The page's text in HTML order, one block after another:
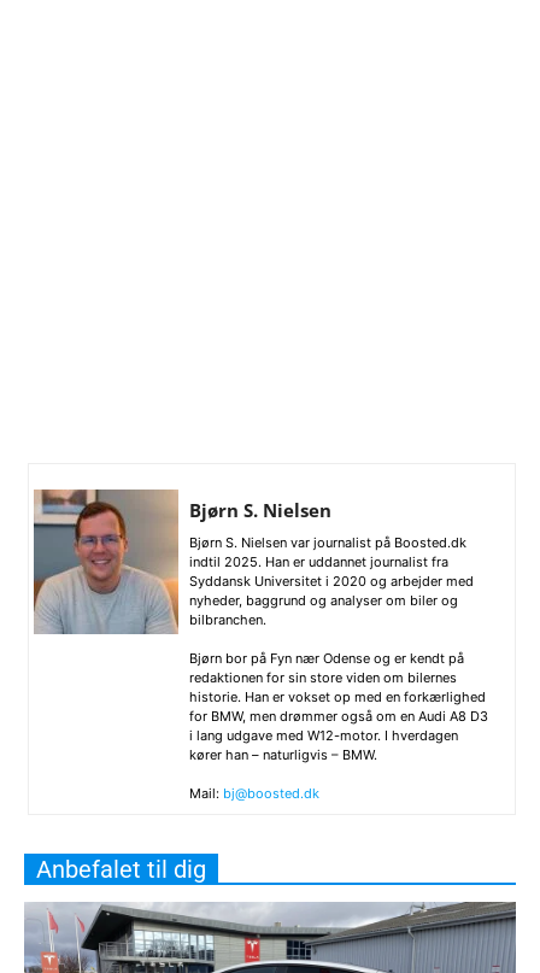
Bjørn S. Nielsen
Bjørn S. Nielsen var journalist på Boosted.dk
indtil 2025. Han er uddannet journalist fra
Syddansk Universitet i 2020 og arbejder med
nyheder, baggrund og analyser om biler og
bilbranchen.
Bjørn bor på Fyn nær Odense og er kendt på
redaktionen for sin store viden om bilernes
historie. Han er vokset op med en forkærlighed
for BMW, men drømmer også om en Audi A8 D3
i lang udgave med W12-motor. I hverdagen
kører han – naturligvis – BMW.
Mail: bj@boosted.dk